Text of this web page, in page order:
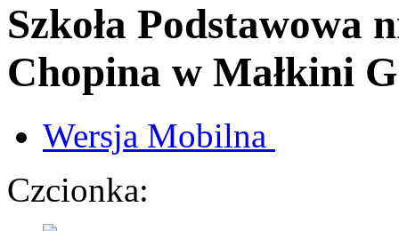
Szkoła Podstawowa
Chopina w Małkini
Wersja Mobilna
Czcionka: